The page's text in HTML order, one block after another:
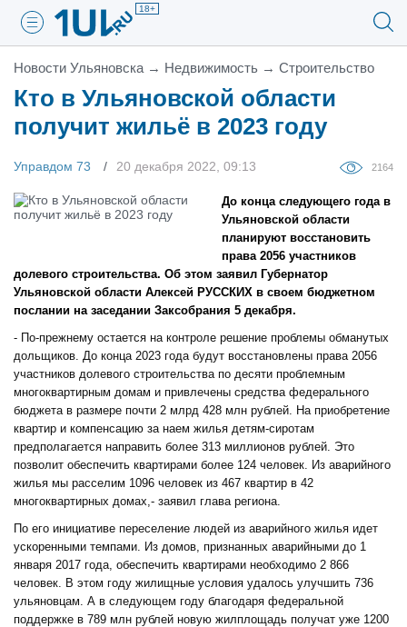
18+
Новости Ульяновска → Недвижимость → Строительство
Кто в Ульяновской области
получит жильё в 2023 году
Управдом 73 20 декабря 2022, 09:13 2164
До конца следующего года в
Ульяновской области
планируют восстановить
права 2056 участников
долевого строительства. Об этом заявил Губернатор
Ульяновской области Алексей РУССКИХ в своем бюджетном
послании на заседании Заксобрания 5 декабря.
- По-прежнему остается на контроле решение проблемы обманутых
дольщиков. До конца 2023 года будут восстановлены права 2056
участников долевого строительства по десяти проблемным
многоквартирным домам и привлечены средства федерального
бюджета в размере почти 2 млрд 428 млн рублей. На приобретение
квартир и компенсацию за наем жилья детям-сиротам
предполагается направить более 313 миллионов рублей. Это
позволит обеспечить квартирами более 124 человек. Из аварийного
жилья мы расселим 1096 человек из 467 квартир в 42
многоквартирных домах,- заявил глава региона.
По его инициативе переселение людей из аварийного жилья идет
ускоренными темпами. Из домов, признанных аварийными до 1
января 2017 года, обеспечить квартирами необходимо 2 866
человек. В этом году жилищные условия удалось улучшить 736
ульяновцам. А в следующем году благодаря федеральной
поддержке в 789 млн рублей новую жилплощадь получат уже 1200